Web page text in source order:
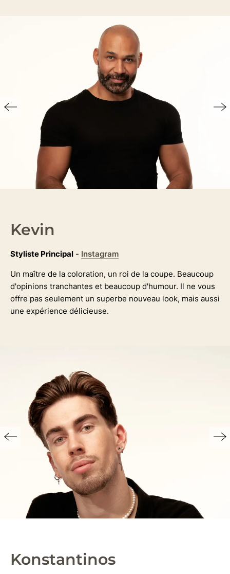
Kevin
Styliste Principal - Instagram
Un maître de la coloration, un roi de la coupe. Beaucoup
d'opinions tranchantes et beaucoup d'humour. Il ne vous
offre pas seulement un superbe nouveau look, mais aussi
une expérience délicieuse.
Konstantinos